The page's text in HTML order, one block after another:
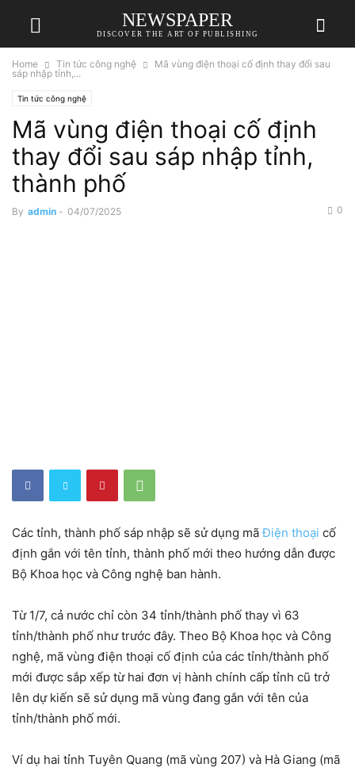
NEWSPAPER
DISCOVER THE ART OF PUBLISHING
Home Tin tức công nghệ
Mã vùng điện thoại cố định thay đổi sau
sáp nhập tỉnh,...
Tin tức công nghệ
Mã vùng điện thoại cố định
thay đổi sau sáp nhập tỉnh,
thành phố
By admin - 04/07/2025 0
Các tỉnh, thành phố sáp nhập sẽ sử dụng mãĐiện thoại cố
định gắn với tên tỉnh, thành phố mới theo hướng dẫn được
Bộ Khoa học và Công nghệ ban hành.
Từ 1/7, cả nước chỉ còn 34 tỉnh/thành phố thay vì 63
tỉnh/thành phố như trước đây. Theo Bộ Khoa học và Công
nghệ, mã vùng điện thoại cố định của các tỉnh/thành phố
mới được sắp xếp từ hai đơn vị hành chính cấp tỉnh cũ trở
lên dự kiến sẽ sử dụng mã vùng đang gắn với tên của
tỉnh/thành phố mới.
Ví dụ hai tỉnh Tuyên Quang (mã vùng 207) và Hà Giang (mã